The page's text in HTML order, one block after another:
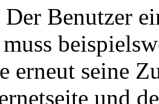
Benutzer
erneut seine
und